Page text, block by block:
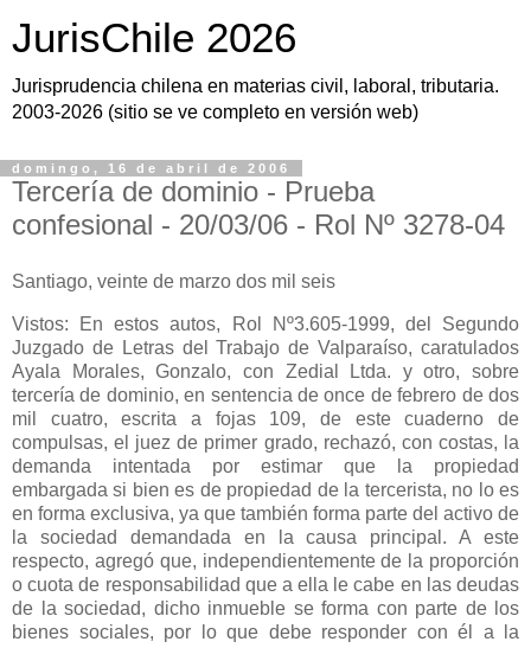
JurisChile 2026
Jurisprudencia chilena en materias civil, laboral, tributaria.
2003-2026 (sitio se ve completo en versión web)
domingo, 16 de abril de 2006
Tercería de dominio - Prueba
confesional - 20/03/06 - Rol Nº 3278-04
Santiago, veinte de marzo dos mil seis
Vistos: En estos autos, Rol Nº3.605-1999, del Segundo
Juzgado de Letras del Trabajo de Valparaíso, caratulados
Ayala Morales, Gonzalo, con Zedial Ltda. y otro, sobre
tercería de dominio, en sentencia de once de febrero de dos
mil cuatro, escrita a fojas 109, de este cuaderno de
compulsas, el juez de primer grado, rechazó, con costas, la
demanda intentada por estimar que la propiedad
embargada si bien es de propiedad de la tercerista, no lo es
en forma exclusiva, ya que también forma parte del activo de
la sociedad demandada en la causa principal. A este
respecto, agregó que, independientemente de la proporción
o cuota de responsabilidad que a ella le cabe en las deudas
de la sociedad, dicho inmueble se forma con parte de los
bienes sociales, por lo que debe responder con él a la